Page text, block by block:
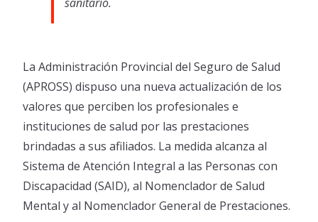
Vacuna contra el Dengue
Red de Farmacias – Leches
Plataforma de validación Odontológica
Tutorial Empadronamiento Oncológico
La Administración Provincial del Seguro de Salud
(APROSS) dispuso una nueva actualización de los
valores que perciben los profesionales e
instituciones de salud por las prestaciones
brindadas a sus afiliados. La medida alcanza al
Sistema de Atención Integral a las Personas con
Discapacidad (SAID), al Nomenclador de Salud
Mental y al Nomenclador General de Prestaciones.